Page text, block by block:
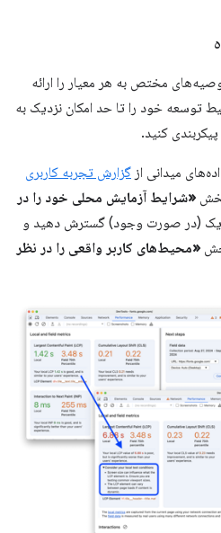
مختص به هر معیار را ارائه
توسعه خود را تا حد امکان نزدیک به
کنید.
میدانی از گزارش تجربه کاربری
«شرایط آزمایش محلی خود را در
(در صورت وجود) گسترش دهید و
«محیط‌های کاربر واقعی را در نظر